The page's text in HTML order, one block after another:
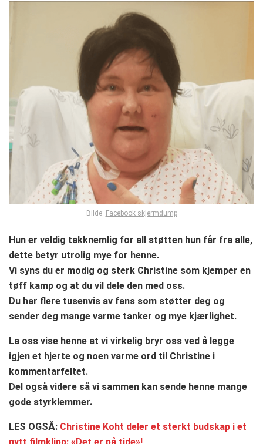
Bilde: Facebook skjermdump
Hun er veldig takknemlig for all støtten hun får fra alle,
dette betyr utrolig mye for henne.
Vi syns du er modig og sterk Christine som kjemper en
tøff kamp og at du vil dele den med oss.
Du har flere tusenvis av fans som støtter deg og
sender deg mange varme tanker og mye kjærlighet.
La oss vise henne at vi virkelig bryr oss ved å legge
igjen et hjerte og noen varme ord til Christine i
kommentarfeltet.
Del også videre så vi sammen kan sende henne mange
gode styrklemmer.
LES OGSÅ: Christine Koht deler et sterkt budskap i et